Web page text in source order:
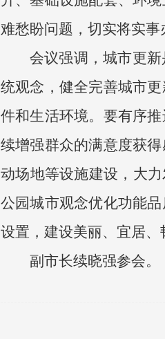
难愁盼问题，切实将实事
会议强调，城市更
统观念，健全完善城市
件和生活环境。要有序
续增强群众的满意度获
动场地等设施建设，大
公园城市观念优化功能
设置，建设美丽、宜居、
副市长续晓强参会。